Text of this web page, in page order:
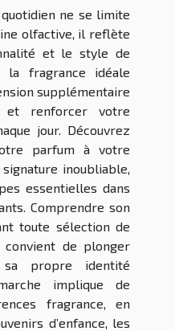
ne se limite
olfactive, il reflète
et le style de
la fragrance idéale
supplémentaire
et renforcer votre
jour. Découvrez
parfum à votre
inoubliable,
essentielles dans
Comprendre son
toute sélection de
de plonger
sa propre identité
implique de
fragrance, en
d’enfance, les